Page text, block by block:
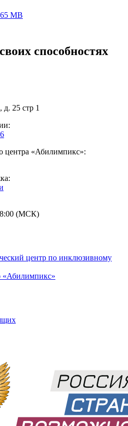
MB
способностях
25 стр 1
центра «Абилимпикс»:
(МСК)
центр по инклюзивному
«Абилимпикс»